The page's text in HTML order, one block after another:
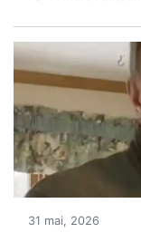
31 mai, 2026